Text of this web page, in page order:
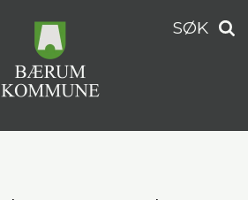
SØK